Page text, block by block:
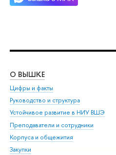
О ВЫШКЕ
Цифры и факты
Руководство и структура
Устойчивое развитие в НИУ ВШЭ
Преподаватели и сотрудники
Корпуса и общежития
Закупки